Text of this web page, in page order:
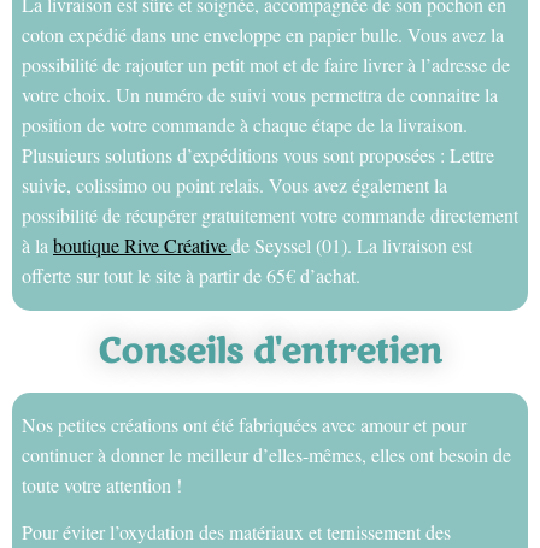
coton expédié dans une enveloppe en papier bulle. Vous avez la
possibilité de rajouter un petit mot et de faire livrer à l’adresse de
votre choix. Un numéro de suivi vous permettra de connaitre la
position de votre commande à chaque étape de la livraison.
Plusuieurs solutions d’expéditions vous sont proposées : Lettre
suivie, colissimo ou point relais. Vous avez également la
possibilité de récupérer gratuitement votre commande directement
à laboutique Rive Créativede Seyssel (01). La livraison est
offerte sur tout le site à partir de 65€ d’achat.
Conseils d'entretien
Nos petites créations ont été fabriquées avec amour et pour
continuer à donner le meilleur d’elles-mêmes, elles ont besoin de
toute votre attention !
Pour éviter l’oxydation des matériaux et ternissement des